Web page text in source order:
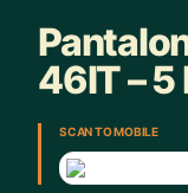
46IT – 5
SCAN TO MOBILE